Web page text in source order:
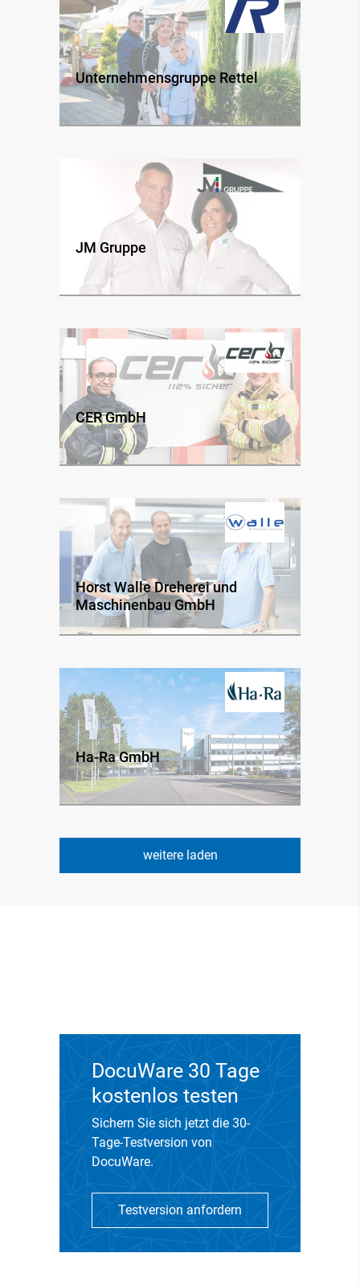
6 Wege, Ihre Rechnungsfreigabe zu
automatisieren
*Ich habe die
Datenschutzbestimmung
gelesen und
akzeptiert.
*Pflichtfelder
Unternehmensgruppe Rettel
JM Gruppe
CER GmbH
Horst Walle Dreherei und
Maschinenbau GmbH
Ha-Ra GmbH
DocuWare 30 Tage
kostenlos testen
Sichern Sie sich jetzt die 30-
Tage-Testversion von
DocuWare.
Testversion anfordern